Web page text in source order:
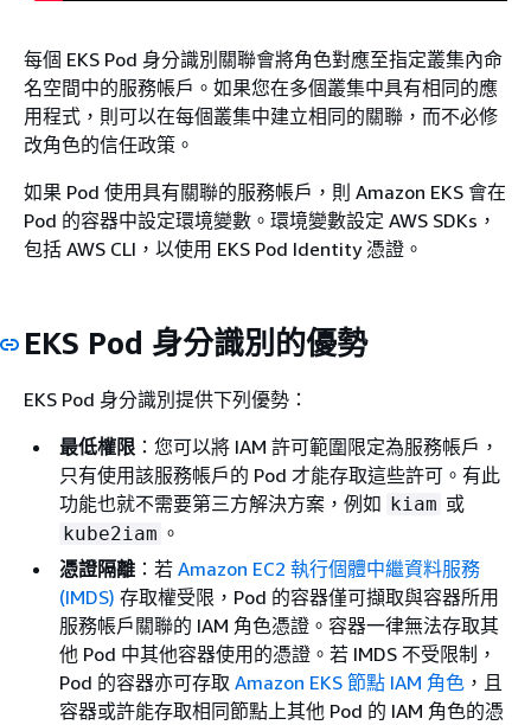
每個 EKS Pod 身分識別關聯會將角色對應至指定叢集內命
名空間中的服務帳戶。如果您在多個叢集中具有相同的應
用程式，則可以在每個叢集中建立相同的關聯，而不必修
改角色的信任政策。
如果 Pod 使用具有關聯的服務帳戶，則 Amazon EKS 會在
Pod 的容器中設定環境變數。環境變數設定 AWS SDKs，
包括 AWS CLI，以使用 EKS Pod Identity 憑證。
EKS Pod 身分識別的優勢
EKS Pod 身分識別提供下列優勢：
最低權限 ：您可以將 IAM 許可範圍限定為服務帳戶，
只有使用該服務帳戶的 Pod 才能存取這些許可。有此
功能也就不需要第三方解決方案，例如 kiam 或
kube2iam 。
憑證隔離 ：若 Amazon EC2 執行個體中繼資料服務
(IMDS) 存取權受限，Pod 的容器僅可擷取與容器所用
服務帳戶關聯的 IAM 角色憑證。容器一律無法存取其
他 Pod 中其他容器使用的憑證。若 IMDS 不受限制，
Pod 的容器亦可存取 Amazon EKS 節點 IAM 角色 ，且
容器或許能存取相同節點上其他 Pod 的 IAM 角色的憑